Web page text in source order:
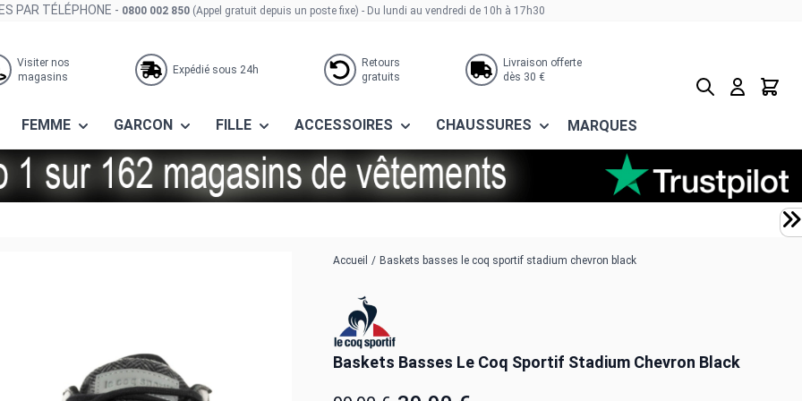
PAR TÉLÉPHONE - 0800 002 850 (Appel gratuit depuis un poste fixe) - Du lundi au vendredi de 10h à 17h30
Visiter nos
magasins
Expédié sous 24h
Retours
gratuits
Livraison offerte
dès 30 €
FEMME GARCON FILLE ACCESSOIRES CHAUSSURES MARQUES
Rechercher
Panier
Accueil / Baskets basses le coq sportif stadium chevron black
Baskets Basses Le Coq Sportif Stadium Chevron Black